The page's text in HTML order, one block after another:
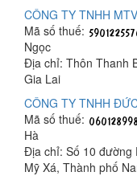
CÔNG TY TNHH
Mã số thuế:
Ngọc
Địa chỉ: Thôn Thanh
Gia Lai
CÔNG TY TNHH
Mã số thuế:
Hà
Địa chỉ: Số 10 đường
Mỹ Xá, Thành phố